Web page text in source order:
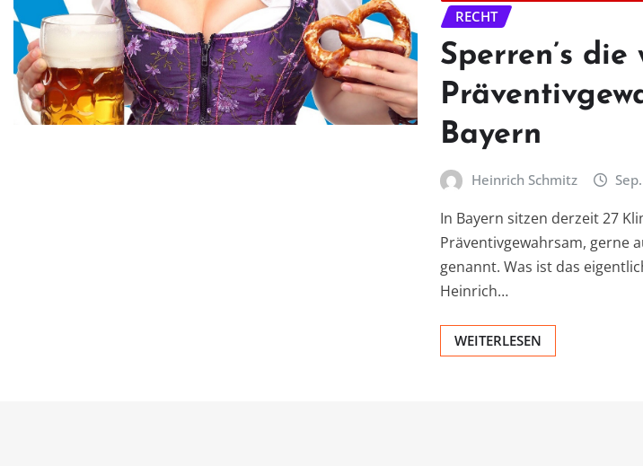
RECHT
Sperren’s die
Bayern
Heinrich Schmitz
In Bayern sitzen derzeit 27
Präventivgewahrsam, gerne
genannt. Was ist das
Heinrich…
WEITERLESEN